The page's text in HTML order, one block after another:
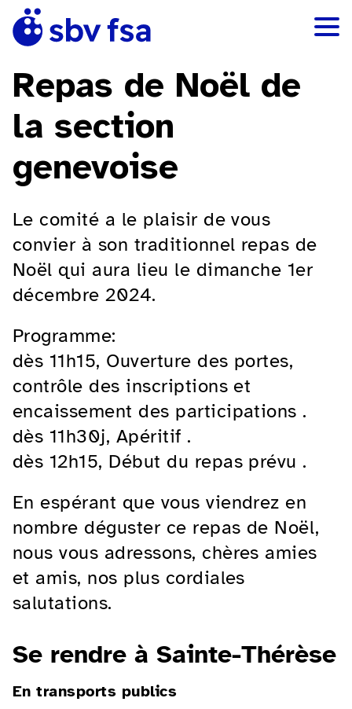
Repas de Noël de
la section
genevoise
Le comité a le plaisir de vous
convier à son traditionnel repas de
Noël qui aura lieu le dimanche 1er
décembre 2024.
Programme:
dès 11h15, Ouverture des portes,
contrôle des inscriptions et
encaissement des participations .
dès 11h30j, Apéritif .
dès 12h15, Début du repas prévu .
En espérant que vous viendrez en
nombre déguster ce repas de Noël,
nous vous adressons, chères amies
et amis, nos plus cordiales
salutations.
Se rendre à Sainte-Thérèse
En transports publics